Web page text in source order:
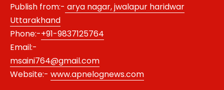
Publish from:- arya nagar, jwalapur haridwar
Uttarakhand
Phone:-+91-9837125764
Email:-
msaini764@gmail.com
Website:- www.apnelognews.com